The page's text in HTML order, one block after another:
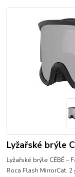
Lyžařské brýle
Lyžařské brýle CÉBÉ –
Roca Flash MirrorCat. 2